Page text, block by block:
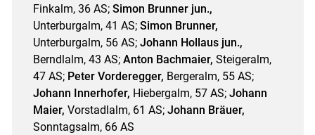
Finkalm, 36 AS; Simon Brunner jun.,
Unterburgalm, 41 AS; Simon Brunner,
Unterburgalm, 56 AS; Johann Hollaus jun.,
Berndlalm, 43 AS; Anton Bachmaier, Steiger­alm,
47 AS; Peter Vorderegger, Bergeralm, 55 AS;
Johann Innerhofer, Hiebergalm, 57 AS; Johann
Maier, Vorstadlalm, 61 AS; Johann Bräuer,
Sonntagsalm, 66 AS